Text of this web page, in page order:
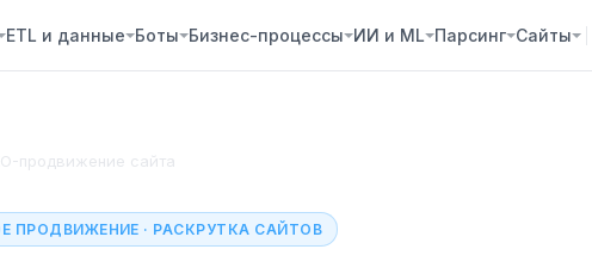
ETL и данные Боты Бизнес-процессы ИИ и ML Парсинг Сайты
продвижение сайта
ПРОДВИЖЕНИЕ · РАСКРУТКА САЙТОВ